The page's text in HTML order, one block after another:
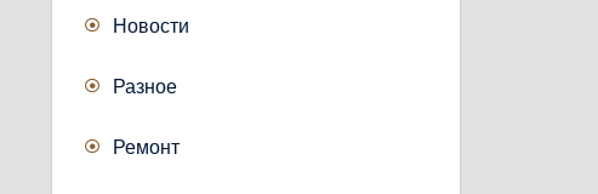
Новости
Разное
Ремонт